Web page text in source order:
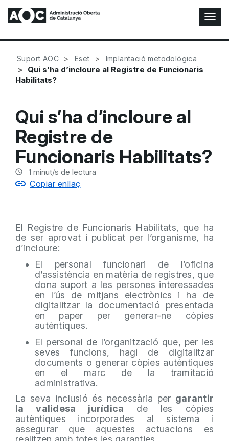
A
l
t
a
Suport AOC Eset Implantació metodológica
Qui s’ha d’incloure al Registre de Funcionaris
Habilitats?
Qui s’ha d’incloure al
Registre de
Funcionaris Habilitats?
1 minut/s de lectura
Copiar enllaç
El Registre de Funcionaris Habilitats, que ha
de ser aprovat i publicat per l’organisme, ha
d’incloure:
El personal funcionari de l’oficina
d’assistència en matèria de registres, que
dona suport a les persones interessades
en l’ús de mitjans electrònics i ha de
digitalitzar la documentació presentada
en paper per generar-ne còpies
autèntiques.
El personal de l’organització que, per les
seves funcions, hagi de digitalitzar
documents o generar còpies autèntiques
en el marc de la tramitació
administrativa.
La seva inclusió és necessària per garantir
la validesa jurídica de les còpies
autèntiques incorporades al sistema i
assegurar que aquestes actuacions es